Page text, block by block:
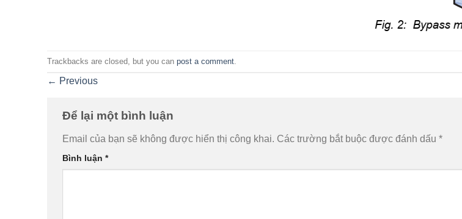
Trackbacks are closed, but you can post a comment
← Previous
Để lại một bình luận
Email của bạn sẽ không được hiển thị công khai. Các trường bắt buộc được đánh dấu *
Bình luận *